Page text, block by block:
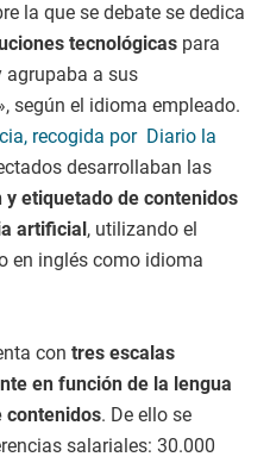
la que se debate se dedica
tecnológicas para
agrupaba a sus
según el idioma empleado.
recogida por Diario la
desarrollaban las
etiquetado de contenidos
artificial , utilizando el
en inglés como idioma
con tres escalas
en función de la lengua
contenidos. De ello se
salariales: 30.000